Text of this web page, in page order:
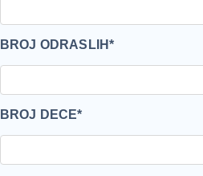
BROJ ODRASLIH*
BROJ DECE*